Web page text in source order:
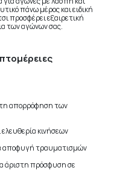
πάνω μέρος και ειδική
προσφέρει εξαιρετική
των αγώνων σας.
απορρόφηση των
κινήσεων
αποφυγή τραυματισμών
άριστη πρόσφυση σε